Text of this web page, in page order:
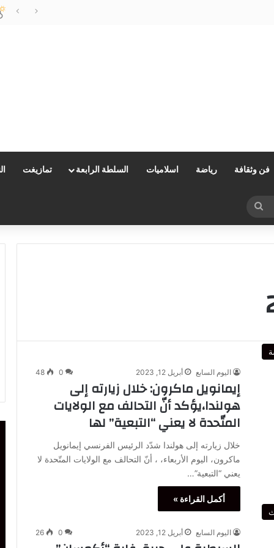
فن وثقافة رياضة اسلاميات السلطة الرابعة تمازيغت
عن
اليوم السابع أبريل 12, 2023 0
48
إيمانويل ماكرون: خلال زيارته إلى
هولندا،يؤكد أنّ التحالف مع الولايات
المتّحدة لا يعني “التبعية” لها
خلال زيارته إلى هولندا شدّد الرئيس الفرنسي إيمانويل
ماكرون، اليوم الأربعاء، ، أنّ التحالف مع الولايات المتّحدة لا
يعني “التبعية”…
أكمل القراءة »
اليوم السابع أبريل 12, 2023 0
26